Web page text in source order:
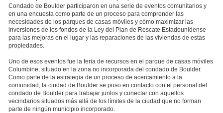
Condado de Boulder participaron en una serie de eventos comunitarios y
en una encuesta como parte de un proceso para comprender las
necesidades de los parques de casas móviles y cómo maximizar las
inversiones de los fondos de la Ley del Plan de Rescate Estadounidense
para las mejoras en el lugar y las reparaciones de las viviendas de estas
propiedades.
Uno de esos eventos fue la feria de recursos en el parque de casas móviles
Columbine, situado en la zona no incorporada del condado de Boulder.
Como parte de la estrategia de un proceso de acercamiento a la
comunidad, la ciudad de Boulder se puso en contacto con el personal del
condado de Boulder para trabajar juntos y conectar con aquellos
vecindarios situados más allá de los límites de la ciudad que no forman
parte de ningún municipio incorporado.